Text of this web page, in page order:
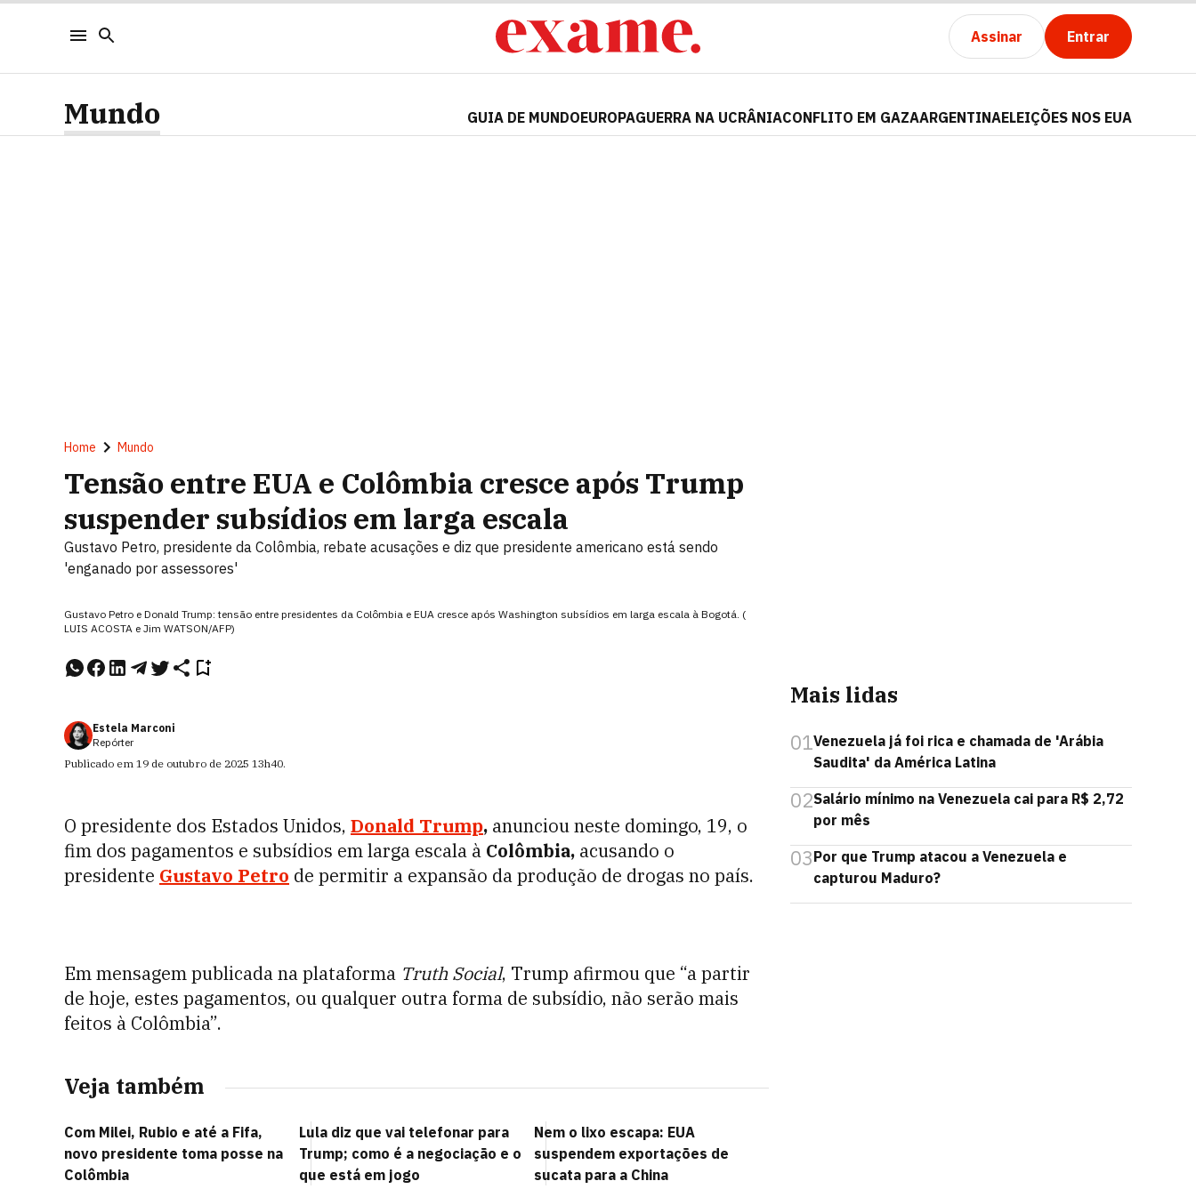
Assinar Entrar
Mundo GUIA DE MUNDOEUROPAGUERRA NA UCRÂNIACONFLITO EM GAZAARGENTINAELEIÇÕES NOS EUA
Home Mundo
Tensão entre EUA e Colômbia cresce após Trump
suspender subsídios em larga escala
Gustavo Petro, presidente da Colômbia, rebate acusações e diz que presidente americano está sendo
'enganado por assessores'
Gustavo Petro e Donald Trump: tensão entre presidentes da Colômbia e EUA cresce após Washington subsídios em larga escala à Bogotá. (
LUIS ACOSTA e Jim WATSON/AFP)
Estela Marconi
Repórter
Publicado em 19 de outubro de 2025 13h40.
O presidente dos Estados Unidos, Donald Trump, anunciou neste domingo, 19, o
fim dos pagamentos e subsídios em larga escala à Colômbia, acusando o
presidente Gustavo Petro de permitir a expansão da produção de drogas no país.
Em mensagem publicada na plataforma Truth Social, Trump afirmou que “a partir
de hoje, estes pagamentos, ou qualquer outra forma de subsídio, não serão mais
feitos à Colômbia”.
Veja também
Com Milei, Rubio e até a Fifa,
novo presidente toma posse na
Colômbia
Lula diz que vai telefonar para
Trump; como é a negociação e o
que está em jogo
Nem o lixo escapa: EUA
suspendem exportações de
sucata para a China
Mais lidas
01Venezuela já foi rica e chamada de 'Arábia
Saudita' da América Latina
02Salário mínimo na Venezuela cai para R$ 2,72
por mês
03Por que Trump atacou a Venezuela e
capturou Maduro?